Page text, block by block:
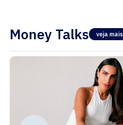
Money Talks veja mais